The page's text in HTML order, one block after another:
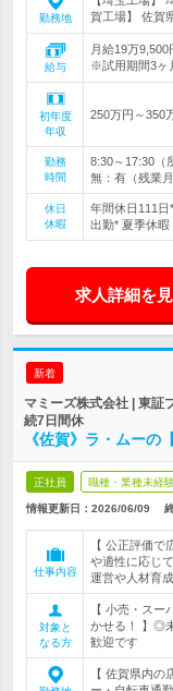
勤務地
賀工場】 佐賀
給与
月給19万
※試用期間3ヶ
初年度
年収
250万円～350
勤務
時間
8:30～17:30（
無：有（残業
休日
休暇
年間休日111
出勤* 夏季休暇
求人詳細を
新着
マミーズ株式会社 | 東証
続7日間休
《佐賀》ラ・ムー
正社員 職種・業種未経
情報更新日：2026/06/09
仕事内容
【 公正評価
や適性に応じ
運営や人材育
対象と
なる方
【 小売・ス
かせる！ 】◎
歓迎です
【 佐賀県内